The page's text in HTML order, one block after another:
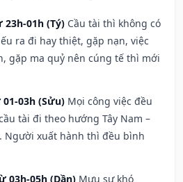
23h-01h (Tý) Cầu tài thì không có
ra đi hay thiệt, gặp nạn, việc
gặp ma quỷ nên cúng tế thì mới
03h (Sửu) Mọi công việc đều
tài đi theo hướng Tây Nam –
Người xuất hành thì đều bình
03h-05h (Dần) Mưu sự khó